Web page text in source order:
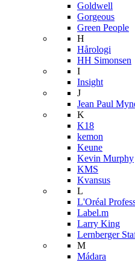
Goldwell
Gorgeous
Green People
H
Hårologi
HH Simonsen
I
Insight
J
Jean Paul
K
K18
kemon
Keune
Kevin Murphy
KMS
Kvansus
L
L'Oréal
Label.m
Larry King
Lernberger
M
Mádara